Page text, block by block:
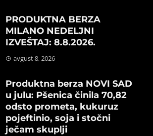
PRODUKTNA BERZA
MILANO NEDELJNI
IZVEŠTAJ: 8.8.2026.
avgust 8, 2026
Produktna berza NOVI SAD
u julu: Pšenica činila 70,82
odsto prometa, kukuruz
pojeftinio, soja i stočni
ječam skuplji